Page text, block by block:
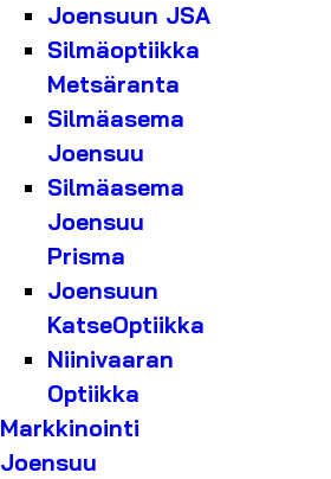
Joensuun JSA
Silmäoptiikka
Metsäranta
Silmäasema
Joensuu
Silmäasema
Joensuu
Prisma
Joensuun
KatseOptiikka
Niinivaaran
Optiikka
Markkinointi
Joensuu